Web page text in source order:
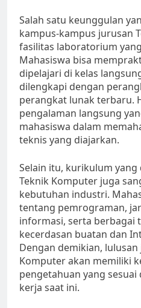
Salah satu keunggulan
kampus-kampus jurusan
fasilitas laboratorium
Mahasiswa bisa
dipelajari di kelas
dilengkapi dengan
perangkat lunak terbaru.
pengalaman langsung
mahasiswa dalam
teknis yang diajarkan.
Selain itu, kurikulum
Teknik Komputer juga
kebutuhan industri.
tentang pemrograman,
informasi, serta berbagai
kecerdasan buatan dan
Dengan demikian,
Komputer akan memiliki
pengetahuan yang
kerja saat ini.